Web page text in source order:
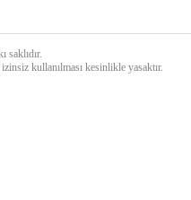
saklıdır.
kullanılması kesinlikle yasaktır.